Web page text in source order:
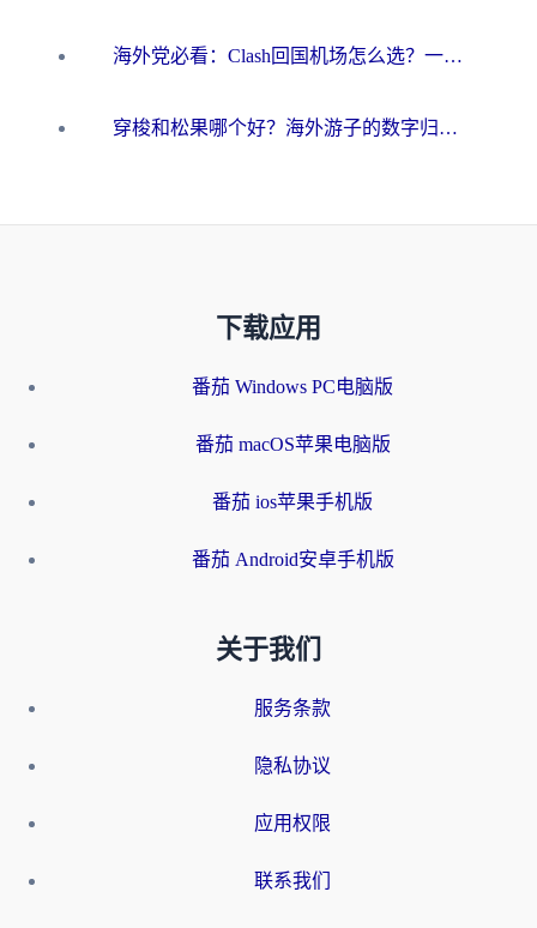
海外党必看：Clash回国机场怎么选？一篇搞定无缝访问国内资源的全攻略
穿梭和松果哪个好？海外游子的数字归乡路，到底该怎么选
下载应用
番茄 Windows PC电脑版
番茄 macOS苹果电脑版
番茄 ios苹果手机版
番茄 Android安卓手机版
关于我们
服务条款
隐私协议
应用权限
联系我们